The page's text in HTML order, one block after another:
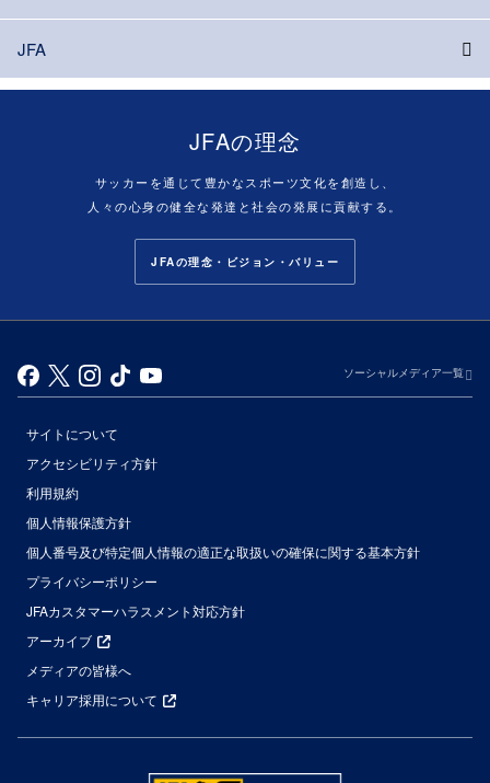
JFA
JFAの理念
サッカーを通じて豊かなスポーツ文化を創造し、
人々の心身の健全な発達と社会の発展に貢献する。
JFAの理念・ビジョン・バリュー
ソーシャルメディア一覧
サイトについて
アクセシビリティ方針
利用規約
個人情報保護方針
個人番号及び特定個人情報の適正な取扱いの確保に関する基本方針
プライバシーポリシー
JFAカスタマーハラスメント対応方針
アーカイブ
メディアの皆様へ
キャリア採用について